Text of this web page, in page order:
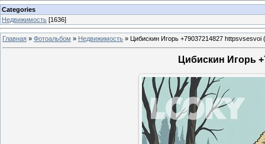
Categories
Недвижимость [1636]
Главная » Фотоальбом » Недвижимость » Цибискин Игорь +79037214827 httpsvsesvoi
Цибискин Игорь